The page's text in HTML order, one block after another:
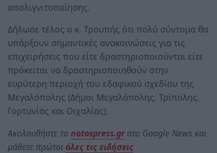
απολιγνιτοποίησης.
Δήλωσε τέλος ο κ. Τρουπής ότι πολύ σύντομα θα
υπάρξουν σημαντικές ανακοινώσεις για τις
επιχειρήσεις που είτε δραστηριοποιούνται είτε
πρόκειται να δραστηριοποιηθούν στην
ευρύτερη περιοχή του εδαφικού σχεδίου της
Μεγαλόπολης (Δήμοι Μεγαλόπολης, Τρίπολης,
Γορτυνίας και Οιχαλίας).
Ακολουθήστε το notospress.grστο Google News και
μάθετε πρώτοι όλες τις ειδήσεις